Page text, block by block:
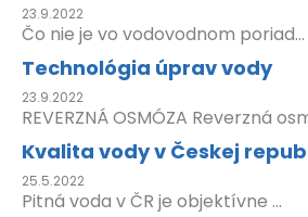
23.9.2022
Čo nie je vo vodovodnom poriad...
Technológia úprav vody
23.9.2022
REVERZNÁ OSMÓZA Reverzná
Kvalita vody v Českej
25.5.2022
Pitná voda v ČR je objektívne ...